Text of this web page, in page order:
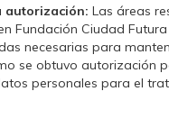
autorización: Las áreas
Fundación Ciudad
necesarias para
se obtuvo autorización
personales para el